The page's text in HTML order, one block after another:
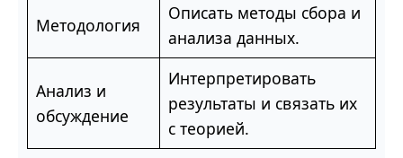
Методология
Описать методы сбора и
анализа данных.
Анализ и
обсуждение
Интерпретировать
результаты и связать их
с теорией.